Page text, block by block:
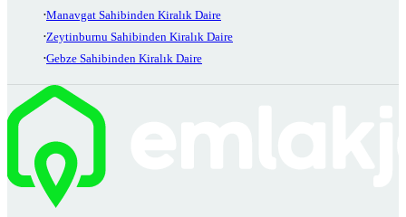
Manavgat Sahibinden Kiralık Daire
Zeytinburnu Sahibinden Kiralık Daire
Gebze Sahibinden Kiralık Daire